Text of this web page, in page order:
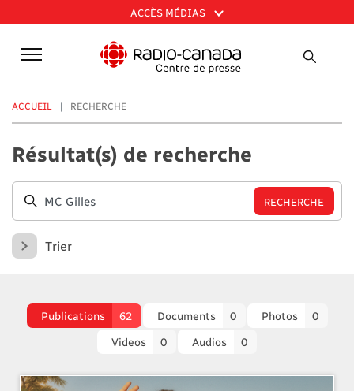
au
contenu
principal
ACCÈS MÉDIAS
ACCUEIL RECHERCHE
Résultat(s) de recherche
Trier
Publications 62 Documents 0 Photos
0
Videos
0 Audios 0